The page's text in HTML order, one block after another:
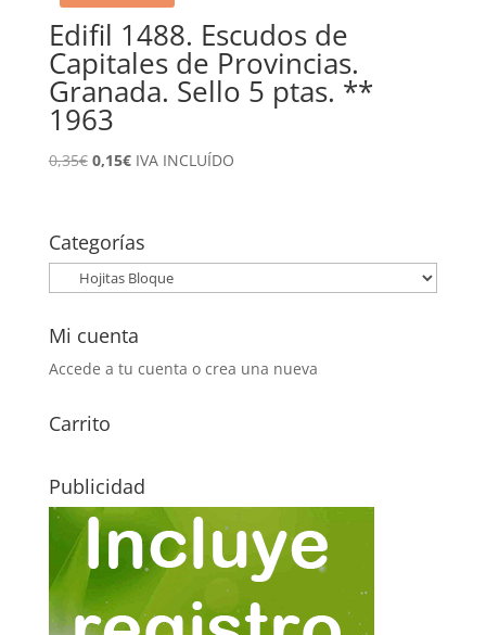
Edifil 1488. Escudos de
Capitales de Provincias.
Granada. Sello 5 ptas. **
1963
0,35€ El
era:
0,35€.
0,15€El
es:
0,15€.
IVA INCLUÍDO
Categorías
Mi cuenta
Accede a tu cuenta o crea una nueva
Carrito
Publicidad